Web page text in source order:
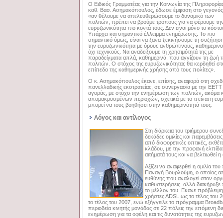
Ο Ειδικός Γραμματέας για την Κοινωνία της
καθ. Βασ. Ασημακόπουλος, έδωσε έμφαση στο γεγονός
«αν θέλουμε να απελευθερώσουμε το δυναμικό των
πολιτών, πρέπει να βρούμε τρόπους για να φέρουμε
ευρυζωνικότητα πιο κοντά τους. Δεν είναι μόνο το
Υπάρχει και σημαντικό έλλειμμα ενημέρωσης. Το πιο
σημαντικό όμως, είναι να ξανα-ξεκινήσουμε τη
την ευρυζωνικότητα με όρους ανθρώπινους,
όχι τεχνικούς. Να αναδείξουμε τη χρησιμότητά της με
παραδείγματα απλά, καθημερινά, που αγγίζουν τη ζωή
πολιτών. Ο στόχος της ευρυζωνικότητας θα κερδηθεί
επίπεδο της καθημερινής χρήσης από τους πολίτες».
Ο κ. Ασημακόπουλος έκανε, επίσης, αναφορά στη
πανελλαδικής εκστρατείας, σε συνεργασία με την
αγοράς, με στόχο την ενημέρωση των πολιτών, ακόμα
απομακρυσμένων περιοχών, σχετικά με το τι είναι η
μπορεί να τους βοηθήσει στην καθημερινότητά τους.
Λόγος και αντίλογος
Στη διάρκεια του τριήμερου
δεκάδες ομιλίες και
από διαφορετικές οπτικές,
κλάδου, με την προφανή ελπίδα
αιτήματά τους και να βελτιωθεί
Αξίζει να αναφερθεί η ομιλία
Παναγή Βουρλούμη, ο οποίος
ευθύνης που αναλογεί στον
καθυστερήσεις, αλλά διακήρυξε
το μέλλον του. Εκανε πρόβλεψη
χρήστες ΑDSL ως το τέλος του
το τέλος του 2007, ενώ εξήγγειλε το πρόγραμμα
περιοδεία κινητής μονάδας σε 22 πόλεις την επόμενη
ενημέρωση για τα οφέλη και τις δυνατότητες της